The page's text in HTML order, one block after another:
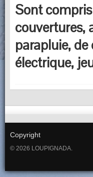
Sont
couvertures,
parapluie,
électrique,
Copyright
© 2026 LOUPIGNADA.